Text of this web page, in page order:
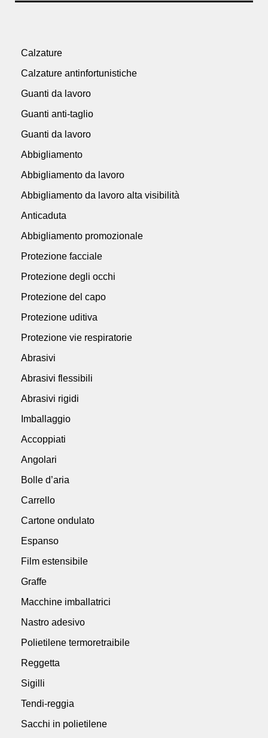
Calzature
Calzature antinfortunistiche
Guanti da lavoro
Guanti anti-taglio
Guanti da lavoro
Abbigliamento
Abbigliamento da lavoro
Abbigliamento da lavoro alta visibilità
Anticaduta
Abbigliamento promozionale
Protezione facciale
Protezione degli occhi
Protezione del capo
Protezione uditiva
Protezione vie respiratorie
Abrasivi
Abrasivi flessibili
Abrasivi rigidi
Imballaggio
Accoppiati
Angolari
Bolle d’aria
Carrello
Cartone ondulato
Espanso
Film estensibile
Graffe
Macchine imballatrici
Nastro adesivo
Polietilene termoretraibile
Reggetta
Sigilli
Tendi-reggia
Sacchi in polietilene